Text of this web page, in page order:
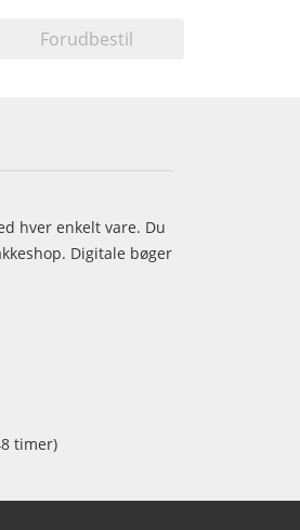
Forudbestil
hver enkelt vare. Du
Digitale bøger
timer)